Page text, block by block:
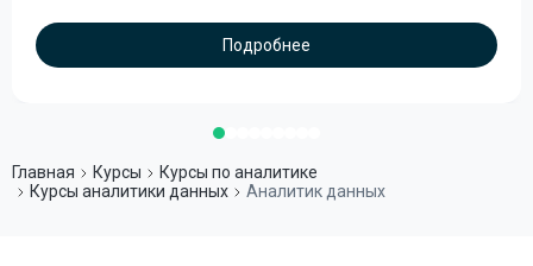
Подробнее
Главная Курсы
Курсы по аналитике
Курсы аналитики данных
Аналитик данных